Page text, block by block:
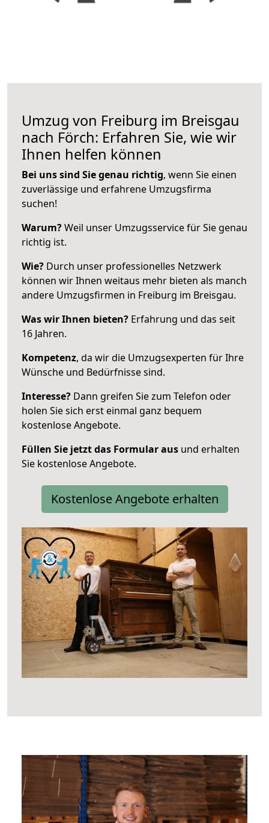
Umzug von Freiburg im Breisgau
nach Förch: Erfahren Sie, wie wir
Ihnen helfen können
Bei uns sind Sie genau richtig, wenn Sie einen
zuverlässige und erfahrene Umzugsfirma
suchen!
Warum?Weil unser Umzugsservice für Sie genau
richtig ist.
Wie? Durch unser professionelles Netzwerk
können wir Ihnen weitaus mehr bieten als manch
andere Umzugsfirmen in Freiburg im Breisgau.
Was wir Ihnen bieten? Erfahrung und das seit
16 Jahren.
Kompetenz, da wir die Umzugsexperten für Ihre
Wünsche und Bedürfnisse sind.
Interesse? Dann greifen Sie zum Telefon oder
holen Sie sich erst einmal ganz bequem
kostenlose Angebote.
Füllen Sie jetzt das Formular aus und erhalten
Sie kostenlose Angebote.
Kostenlose Angebote erhalten